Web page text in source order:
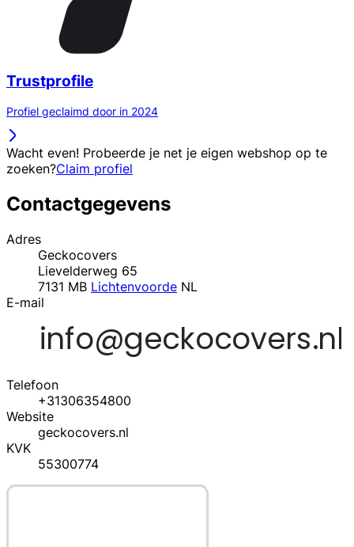
Trustprofile
Profiel geclaimd door in 2024
Wacht even! Probeerde je net je eigen webshop op te
zoeken?Claim profiel
Contactgegevens
Adres
Geckocovers
Lievelderweg 65
7131 MB Lichtenvoorde NL
E-mail
Telefoon
+31306354800
Website
geckocovers.nl
KVK
55300774